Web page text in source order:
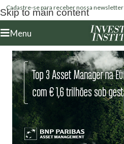
Skip to main content
Cadastre-se para receber nossa newsletter
Menu